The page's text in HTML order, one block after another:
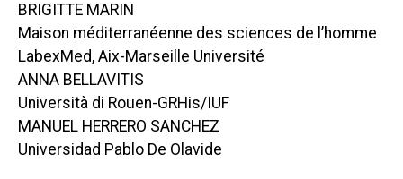
BRIGITTE MARIN
Maison méditerranéenne des sciences de l’homme
LabexMed, Aix-Marseille Université
ANNA BELLAVITIS
Università di Rouen-GRHis/IUF
MANUEL HERRERO SANCHEZ
Universidad Pablo De Olavide